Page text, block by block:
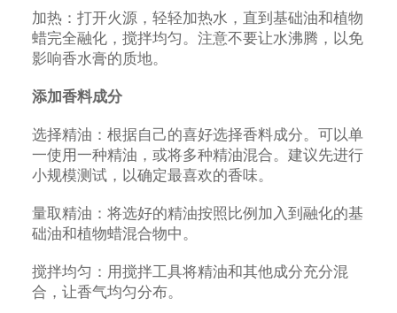
加热：打开火源，轻轻加热水，直到基础油和植物
蜡完全融化，搅拌均匀。注意不要让水沸腾，以免
影响香水膏的质地。
添加香料成分
选择精油：根据自己的喜好选择香料成分。可以单
一使用一种精油，或将多种精油混合。建议先进行
小规模测试，以确定最喜欢的香味。
量取精油：将选好的精油按照比例加入到融化的基
础油和植物蜡混合物中。
搅拌均匀：用搅拌工具将精油和其他成分充分混
合，让香气均匀分布。